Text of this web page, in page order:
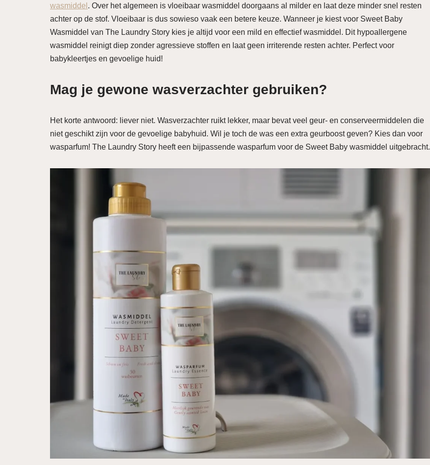
wasmiddel . Over het algemeen is vloeibaar wasmiddel doorgaans al milder en laat deze minder snel resten
achter op de stof. Vloeibaar is dus sowieso vaak een betere keuze. Wanneer je kiest voor Sweet Baby
Wasmiddel van The Laundry Story kies je altijd voor een mild en effectief wasmiddel. Dit hypoallergene
wasmiddel reinigt diep zonder agressieve stoffen en laat geen irriterende resten achter. Perfect voor
babykleertjes en gevoelige huid!
Mag je gewone wasverzachter gebruiken?
Het korte antwoord: liever niet. Wasverzachter ruikt lekker, maar bevat veel geur- en conserveermiddelen die
niet geschikt zijn voor de gevoelige babyhuid. Wil je toch de was een extra geurboost geven? Kies dan voor
wasparfum! The Laundry Story heeft een bijpassende wasparfum voor de Sweet Baby wasmiddel uitgebracht.